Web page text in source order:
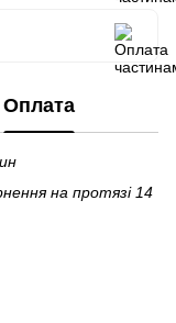
Оплата
на протязі 14